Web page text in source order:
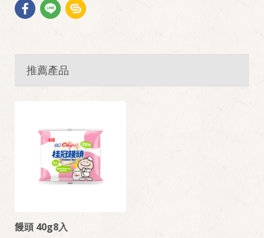
推薦產品
饅頭 40g8入